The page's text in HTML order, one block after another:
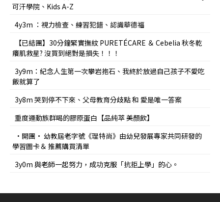
可汗學院、Kids A-Z
4y3m ：視力檢查、練習犯錯、認識華德福
【已結團】30分鐘緊實撫紋 PURETÉCARE ＆ Cebelia 秋冬乾
癢肌救星? 沒買到絕對是損失！！！
3y9m：紀念人生第一次攀岩抱石、我終於放過自己孩子不愛吃
飯就算了
3y8m 哭到停不下來、父母教育分歧點 和 愛是唯一答案
重度運動族群喝的膠原蛋白【品純萃 美顏飲】
•開團• 幼教屆老字號《理特尚》由幼兒發展專家共同研發的
學習圖卡＆ 推薦購買清單
3y0m 與老師一起努力，成功克服「抗拒上學」的心。